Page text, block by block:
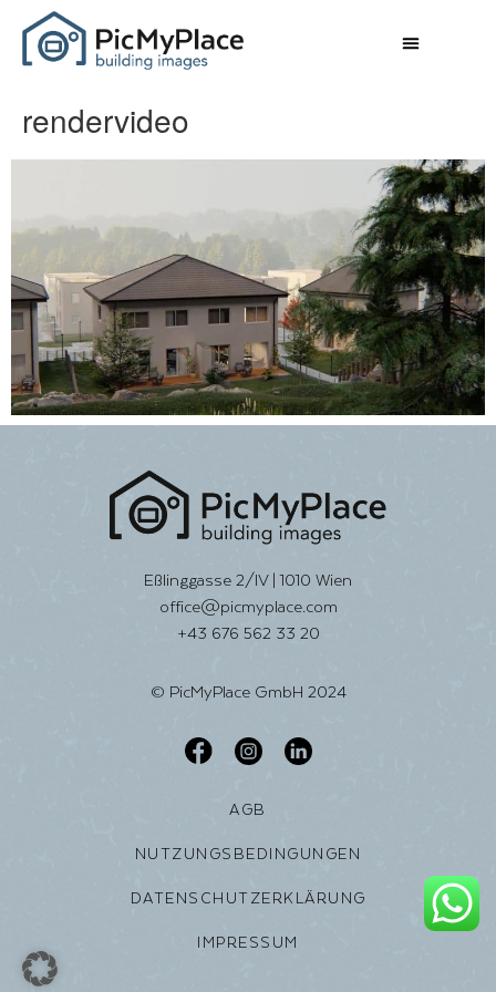
rendervideo
Eßlinggasse 2/IV | 1010 Wien
office@picmyplace.com
+43 676 562 33 20
© PicMyPlace GmbH 2024
AGB
NUTZUNGSBEDINGUNGEN
DATENSCHUTZERKLÄRUNG
IMPRESSUM